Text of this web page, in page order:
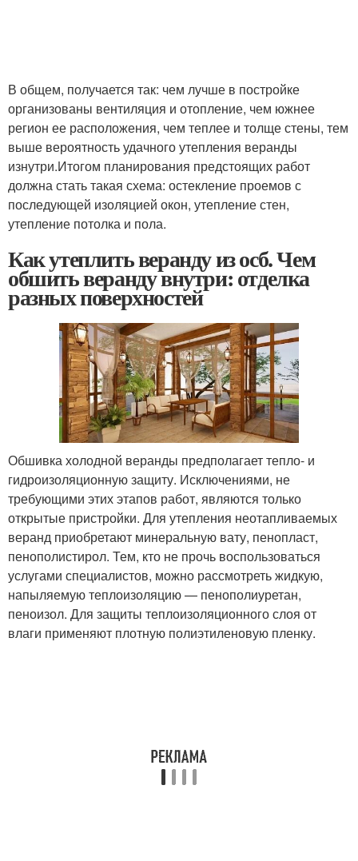
В общем, получается так: чем лучше в постройке
организованы вентиляция и отопление, чем южнее
регион ее расположения, чем теплее и толще стены, тем
выше вероятность удачного утепления веранды
изнутри.Итогом планирования предстоящих работ
должна стать такая схема: остекление проемов с
последующей изоляцией окон, утепление стен,
утепление потолка и пола.
Как утеплить веранду из осб. Чем
обшить веранду внутри: отделка
разных поверхностей
Обшивка холодной веранды предполагает тепло- и
гидроизоляционную защиту. Исключениями, не
требующими этих этапов работ, являются только
открытые пристройки. Для утепления неотапливаемых
веранд приобретают минеральную вату, пенопласт,
пенополистирол. Тем, кто не прочь воспользоваться
услугами специалистов, можно рассмотреть жидкую,
напыляемую теплоизоляцию — пенополиуретан,
пеноизол. Для защиты теплоизоляционного слоя от
влаги применяют плотную полиэтиленовую пленку.